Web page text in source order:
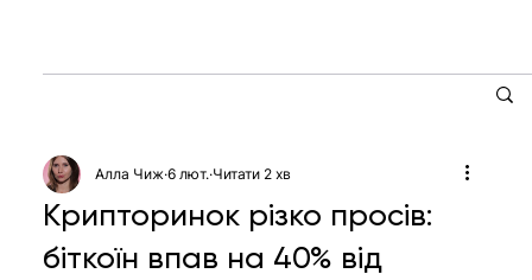
Крипторинок різко просів:
біткоїн впав на 40% від
Алла Чиж 6 лют. Читати 2 хв